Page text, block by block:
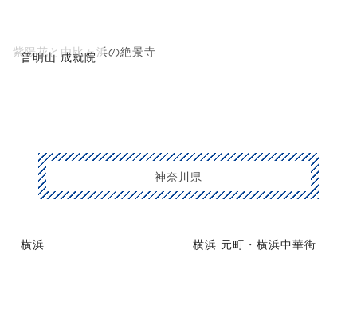
普明山 成就院
紫陽花と由比ヶ浜の絶景寺
神奈川県
横浜 横浜 元町・横浜中華街